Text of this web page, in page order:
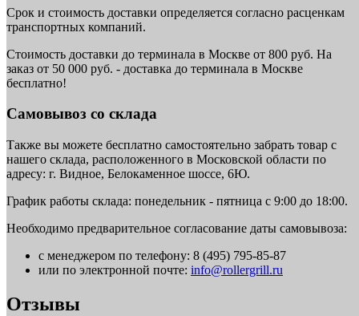
Срок и стоимость доставки определяется согласно расценкам
транспортных компаний.
Стоимость доставки до терминала в Москве от 800 руб. На
заказ от 50 000 руб. - доставка до терминала в Москве
бесплатно!
Самовывоз со склада
Также вы можете бесплатно самостоятельно забрать товар с
нашего склада, расположенного в Московской области по
адресу: г. Видное, Белокаменное шоссе, 6Ю.
График работы склада: понедельник - пятница с 9:00 до 18:00.
Необходимо предварительное согласование даты самовывоза:
с менеджером по телефону: 8 (495) 795-85-87
или по электронной почте: info@rollergrill.ru
Отзывы